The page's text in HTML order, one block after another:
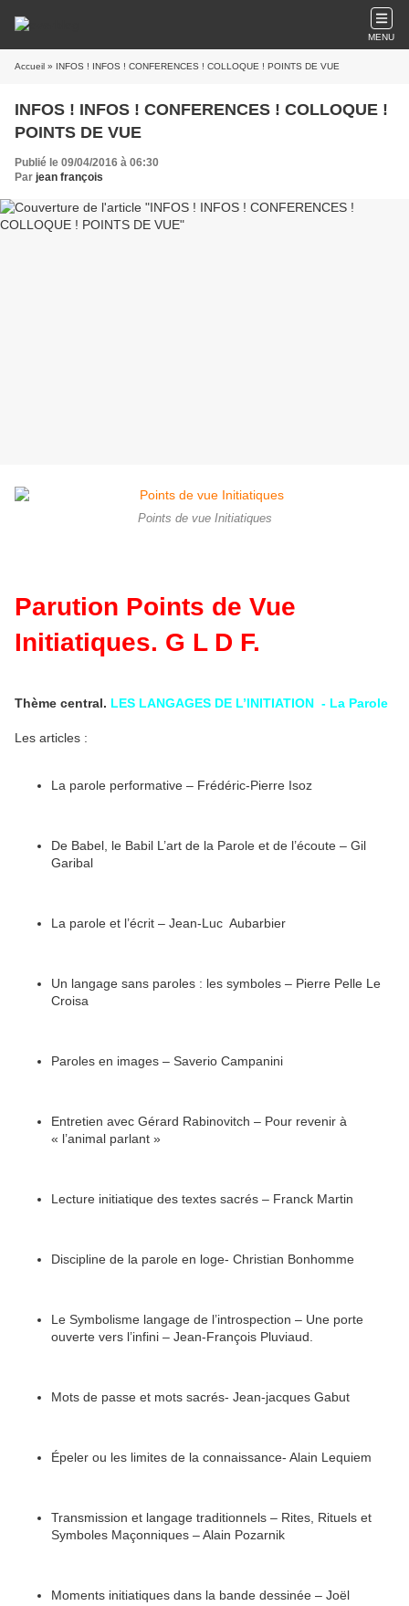
MENU
Accueil » INFOS ! INFOS ! CONFERENCES ! COLLOQUE ! POINTS DE VUE
INFOS ! INFOS ! CONFERENCES ! COLLOQUE !
POINTS DE VUE
Publié le 09/04/2016 à 06:30
Par jean françois
Points de vue Initiatiques
Parution Points de Vue
Initiatiques. G L D F.
Thème central. LES LANGAGES DE L’INITIATION - La Parole
Les articles :
La parole performative – Frédéric-Pierre Isoz
De Babel, le Babil L’art de la Parole et de l’écoute – Gil
Garibal
La parole et l’écrit – Jean-Luc Aubarbier
Un langage sans paroles : les symboles – Pierre Pelle Le
Croisa
Paroles en images – Saverio Campanini
Entretien avec Gérard Rabinovitch – Pour revenir à
« l’animal parlant »
Lecture initiatique des textes sacrés – Franck Martin
Discipline de la parole en loge- Christian Bonhomme
Le Symbolisme langage de l’introspection – Une porte
ouverte vers l’infini – Jean-François Pluviaud.
Mots de passe et mots sacrés- Jean-jacques Gabut
Épeler ou les limites de la connaissance- Alain Lequiem
Transmission et langage traditionnels – Rites, Rituels et
Symboles Maçonniques – Alain Pozarnik
Moments initiatiques dans la bande dessinée – Joël